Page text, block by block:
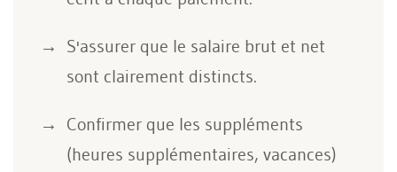
S'assurer que le salaire brut et net
sont clairement distincts.
Confirmer que les suppléments
(heures supplémentaires, vacances)